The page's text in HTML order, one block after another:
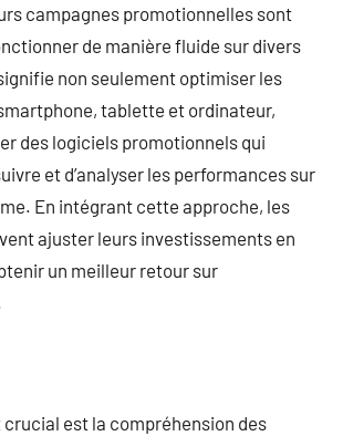
campagnes promotionnelles sont
de manière fluide sur divers
non seulement optimiser les
tablette et ordinateur,
des logiciels promotionnels qui
et d’analyser les performances sur
En intégrant cette approche, les
ajuster leurs investissements en
un meilleur retour sur
est la compréhension des